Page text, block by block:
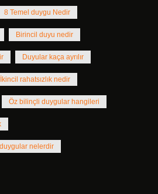
8 Temel duygu Nedir
Birincil duyu nedir
Duyular kaça ayrılır
İkincil rahatsızlık nedir
Öz bilinçli duygular hangileri
nelerdir